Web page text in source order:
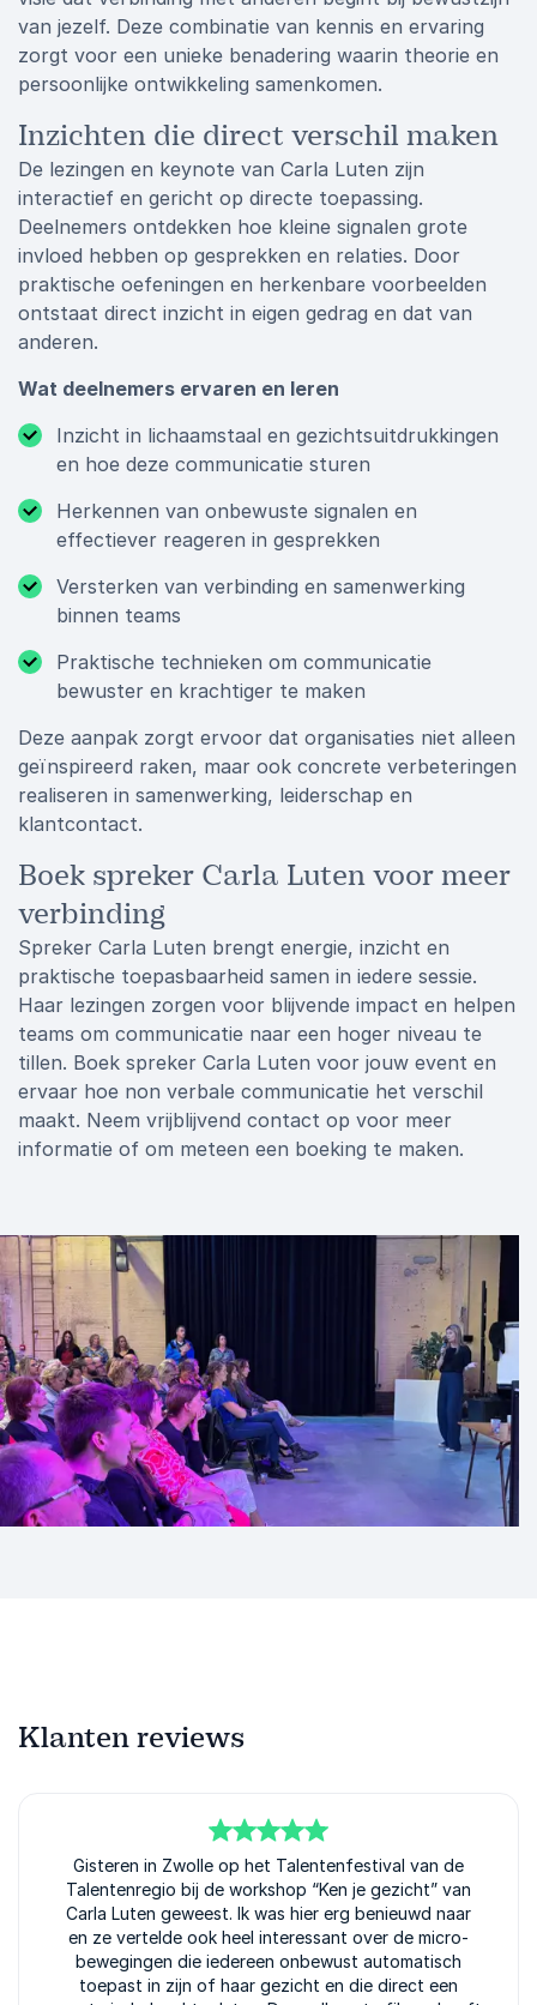
van jezelf. Deze combinatie van kennis en ervaring
zorgt voor een unieke benadering waarin theorie en
persoonlijke ontwikkeling samenkomen.
Inzichten die direct verschil maken
De lezingen en keynote van Carla Luten zijn
interactief en gericht op directe toepassing.
Deelnemers ontdekken hoe kleine signalen grote
invloed hebben op gesprekken en relaties. Door
praktische oefeningen en herkenbare voorbeelden
ontstaat direct inzicht in eigen gedrag en dat van
anderen.
Wat deelnemers ervaren en leren
Inzicht in lichaamstaal en gezichtsuitdrukkingen
en hoe deze communicatie sturen
Herkennen van onbewuste signalen en
effectiever reageren in gesprekken
Versterken van verbinding en samenwerking
binnen teams
Praktische technieken om communicatie
bewuster en krachtiger te maken
Deze aanpak zorgt ervoor dat organisaties niet alleen
geïnspireerd raken, maar ook concrete verbeteringen
realiseren in samenwerking, leiderschap en
klantcontact.
Boek spreker Carla Luten voor meer
verbinding
Spreker Carla Luten brengt energie, inzicht en
praktische toepasbaarheid samen in iedere sessie.
Haar lezingen zorgen voor blijvende impact en helpen
teams om communicatie naar een hoger niveau te
tillen. Boek spreker Carla Luten voor jouw event en
ervaar hoe non verbale communicatie het verschil
maakt. Neem vrijblijvend contact op voor meer
informatie of om meteen een boeking te maken.
Klanten reviews
van5
Gisteren in Zwolle op het Talentenfestival van de
Talentenregio bij de workshop “Ken je gezicht” van
Carla Luten geweest. Ik was hier erg benieuwd naar
en ze vertelde ook heel interessant over de micro-
bewegingen die iedereen onbewust automatisch
toepast in zijn of haar gezicht en die direct een